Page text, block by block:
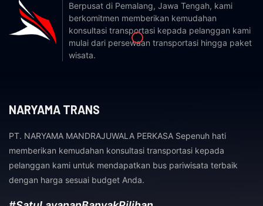
Berpusat di Pemalang, Jawa Tengah, kami
berkomitmen memberikan kemudahan
konsultasi transportasi kepada pelanggan kami
mulai dari persewaan transportasi hingga paket
wisata.
NARYAMA TRANS
PT. NARYAMA MANDRAJUWALA PERKASA Sepenuh hati
memberikan kemudahan konsultasi transportasi kepada
pelanggan kami untuk mendapatkan bus pariwisata terbaik
dengan harga sesuai budget Anda.